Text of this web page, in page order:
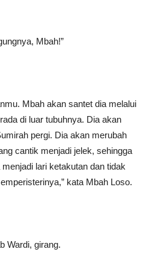
Mbah!”
Mbah akan santet dia melalui
di luar tubuhnya. Dia akan
pergi. Dia akan merubah
cantik menjadi jelek, sehingga
lari ketakutan dan tidak
kata Mbah Loso.
Wardi, girang.